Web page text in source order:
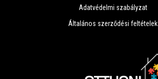
Adatvédelmi szabályzat
Általános szerződési feltételek